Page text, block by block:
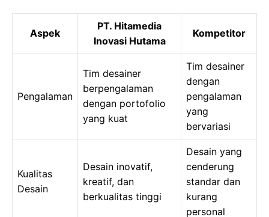
Aspek
PT. Hitamedia
Inovasi Hutama
Kompetitor
Pengalaman
Tim desainer
berpengalaman
dengan portofolio
yang kuat
Tim desainer
dengan
pengalaman
yang
bervariasi
Kualitas
Desain
Desain inovatif,
kreatif, dan
berkualitas tinggi
Desain yang
cenderung
standar dan
kurang
personal